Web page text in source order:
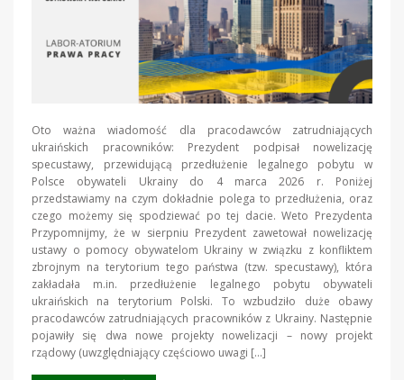
Oto ważna wiadomość dla pracodawców zatrudniających
ukraińskich pracowników: Prezydent podpisał nowelizację
specustawy, przewidującą przedłużenie legalnego pobytu w
Polsce obywateli Ukrainy do 4 marca 2026 r. Poniżej
przedstawiamy na czym dokładnie polega to przedłużenia, oraz
czego możemy się spodziewać po tej dacie. Weto Prezydenta
Przypomnijmy, że w sierpniu Prezydent zawetował nowelizację
ustawy o pomocy obywatelom Ukrainy w związku z konfliktem
zbrojnym na terytorium tego państwa (tzw. specustawy), która
zakładała m.in. przedłużenie legalnego pobytu obywateli
ukraińskich na terytorium Polski. To wzbudziło duże obawy
pracodawców zatrudniających pracowników z Ukrainy. Następnie
pojawiły się dwa nowe projekty nowelizacji – nowy projekt
rządowy (uwzględniający częściowo uwagi […]